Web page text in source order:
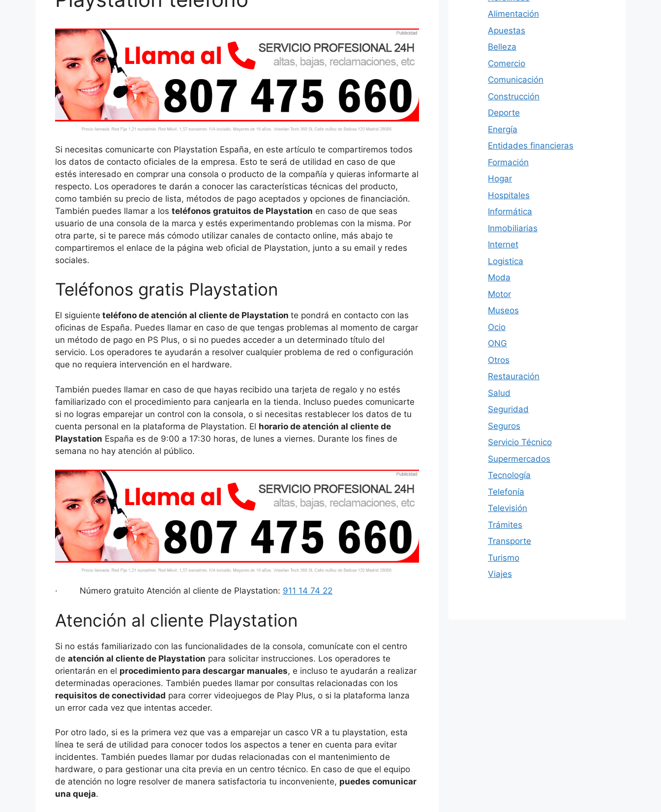
Si necesitas comunicarte con Playstation España, en este artículo te compartiremos todos
los datos de contacto oficiales de la empresa. Esto te será de utilidad en caso de que
estés interesado en comprar una consola o producto de la compañía y quieras informarte al
respecto. Los operadores te darán a conocer las características técnicas del producto,
como también su precio de lista, métodos de pago aceptados y opciones de financiación.
También puedes llamar a los teléfonos gratuitos de Playstation en caso de que seas
usuario de una consola de la marca y estés experimentando problemas con la misma. Por
otra parte, si te parece más cómodo utilizar canales de contacto online, más abajo te
compartiremos el enlace de la página web oficial de Playstation, junto a su email y redes
sociales.
Teléfonos gratis Playstation
El siguiente teléfono de atención al cliente de Playstation te pondrá en contacto con las
oficinas de España. Puedes llamar en caso de que tengas problemas al momento de cargar
un método de pago en PS Plus, o si no puedes acceder a un determinado título del
servicio. Los operadores te ayudarán a resolver cualquier problema de red o configuración
que no requiera intervención en el hardware.
También puedes llamar en caso de que hayas recibido una tarjeta de regalo y no estés
familiarizado con el procedimiento para canjearla en la tienda. Incluso puedes comunicarte
si no logras emparejar un control con la consola, o si necesitas restablecer los datos de tu
cuenta personal en la plataforma de Playstation. El horario de atención al cliente de
Playstation España es de 9:00 a 17:30 horas, de lunes a viernes. Durante los fines de
semana no hay atención al público.
· Número gratuito Atención al cliente de Playstation: 911 14 74 22
Atención al cliente Playstation
Si no estás familiarizado con las funcionalidades de la consola, comunícate con el centro
de atención al cliente de Playstation para solicitar instrucciones. Los operadores te
orientarán en el procedimiento para descargar manuales, e incluso te ayudarán a realizar
determinadas operaciones. También puedes llamar por consultas relacionadas con los
requisitos de conectividad para correr videojuegos de Play Plus, o si la plataforma lanza
un error cada vez que intentas acceder.
Por otro lado, si es la primera vez que vas a emparejar un casco VR a tu playstation, esta
línea te será de utilidad para conocer todos los aspectos a tener en cuenta para evitar
incidentes. También puedes llamar por dudas relacionadas con el mantenimiento de
hardware, o para gestionar una cita previa en un centro técnico. En caso de que el equipo
de atención no logre resolver de manera satisfactoria tu inconveniente, puedes comunicar
una queja.
Alimentación
Apuestas
Belleza
Comercio
Comunicación
Construcción
Deporte
Energía
Entidades financieras
Formación
Hogar
Hospitales
Informática
Inmobiliarias
Internet
Logistica
Moda
Motor
Museos
Ocio
ONG
Otros
Restauración
Salud
Seguridad
Seguros
Servicio Técnico
Supermercados
Tecnología
Telefonía
Televisión
Trámites
Transporte
Turismo
Viajes